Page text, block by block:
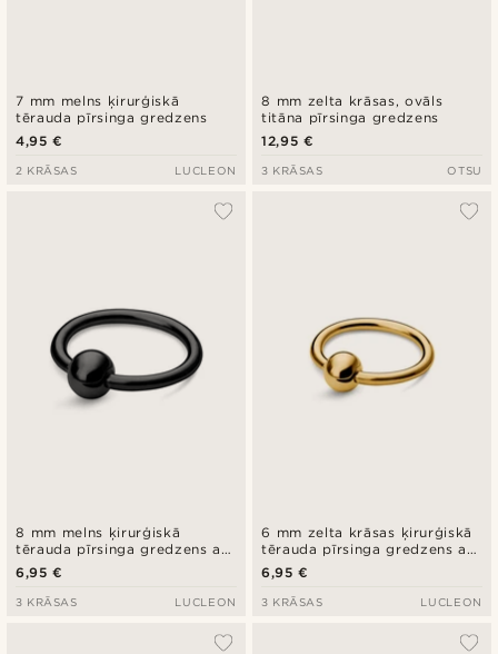
7 mm melns ķirurģiskā
tērauda pīrsinga gredzens
4,95 €
2 KRĀSAS LUCLEON
8 mm zelta krāsas, ovāls
titāna pīrsinga gredzens
12,95 €
3 KRĀSAS OTSU
8 mm melns ķirurģiskā
tērauda pīrsinga gredzens ar
bumbiņu
6,95 €
3 KRĀSAS LUCLEON
6 mm zelta krāsas ķirurģiskā
tērauda pīrsinga gredzens ar
bumbiņu
6,95 €
3 KRĀSAS LUCLEON